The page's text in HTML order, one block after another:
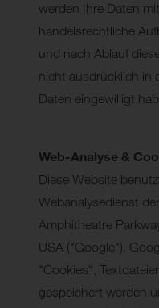
werden Ihre Daten
handelsrechtliche
und nach Ablauf
nicht ausdrücklich in
Daten eingewilligt
Web-Analyse &
Diese Website
Webanalysedienst
Amphitheatre
USA ("Google").
"Cookies",
gespeichert werden